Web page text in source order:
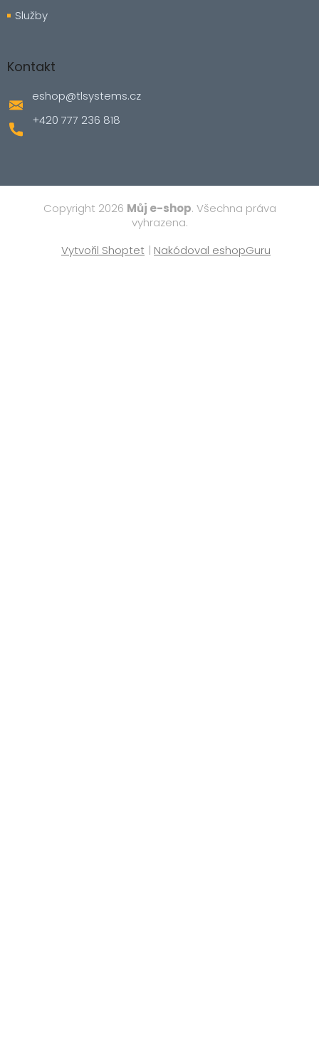
Služby
Kontakt
eshop@tlsystems.cz
+420 777 236 818
Vytvořil Shoptet | Nakódoval eshopGuru
Copyright 2026 Můj e-shop. Všechna práva
vyhrazena.